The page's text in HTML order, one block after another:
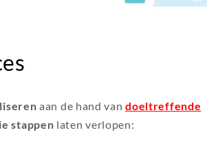
aan de hand van doeltreffende
stappen laten verlopen: